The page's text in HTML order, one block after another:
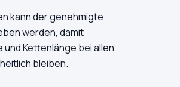
kann der genehmigte
werden, damit
Kettenlänge bei allen
bleiben.